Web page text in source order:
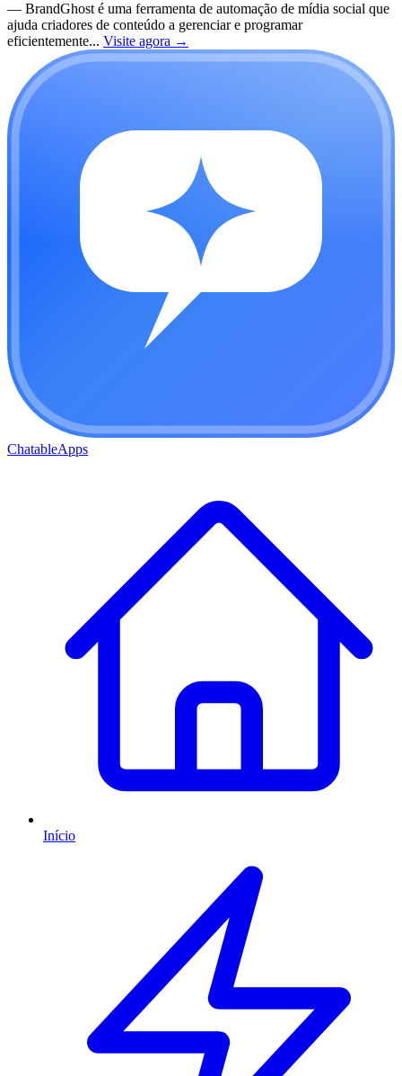
— BrandGhost é uma ferramenta de automação de mídia social que
ajuda criadores de conteúdo a gerenciar e programar
eficientemente... Visite agora →
ChatableApps
Início